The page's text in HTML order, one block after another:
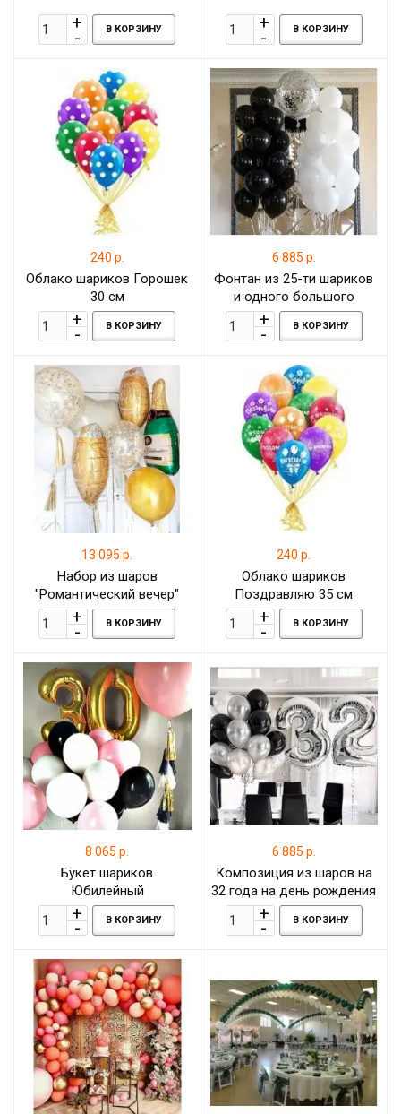
В КОРЗИНУ В КОРЗИНУ
240 р.
Облако шариков Горошек
30 см
В КОРЗИНУ
6 885 р.
Фонтан из 25-ти шариков
и одного большого
В КОРЗИНУ
13 095 р.
Набор из шаров
"Романтический вечер"
В КОРЗИНУ
240 р.
Облако шариков
Поздравляю 35 см
В КОРЗИНУ
8 065 р.
Букет шариков
Юбилейный
В КОРЗИНУ
6 885 р.
Композиция из шаров на
32 года на день рождения
В КОРЗИНУ